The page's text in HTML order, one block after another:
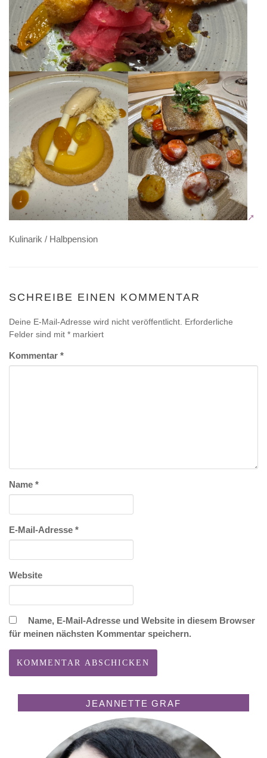
Kulinarik / Halbpension
SCHREIBE EINEN KOMMENTAR
Deine E-Mail-Adresse wird nicht veröffentlicht. Erforderliche
Felder sind mit * markiert
Kommentar *
Name *
E-Mail-Adresse *
Website
Name, E-Mail-Adresse und Website in diesem Browser
für meinen nächsten Kommentar speichern.
JEANNETTE GRAF